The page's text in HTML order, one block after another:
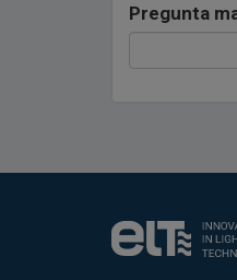
Pregunta